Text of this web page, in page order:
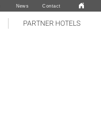
PARTNER HOTELS
News Contact